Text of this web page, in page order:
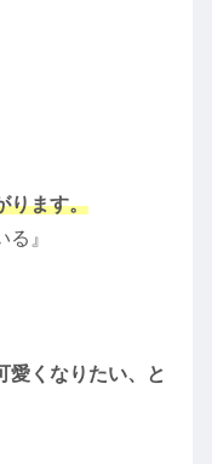
ります。
』
愛くなりたい、と